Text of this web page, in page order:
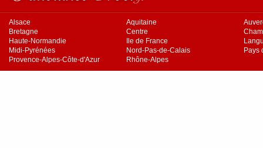
Alsace Aquitaine
Bretagne
Centre
Haute-Normandie
Ile de France
Midi-Pyrénées
Nord-Pas-de-Calais
Pays
Provence-Alpes-Côte-d'Azur
Rhône-Alpes